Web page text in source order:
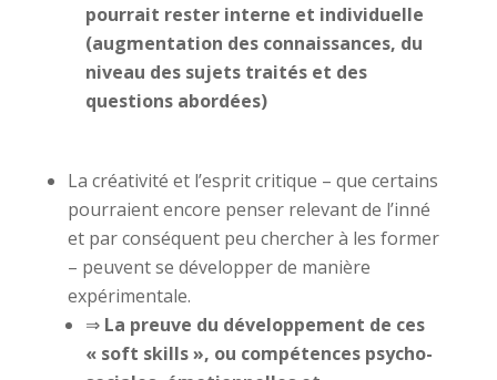
pourrait rester interne et individuelle
(augmentation des connaissances, du
niveau des sujets traités et des
questions abordées)
La créativité et l’esprit critique – que certains
pourraient encore penser relevant de l’inné
et par conséquent peu chercher à les former
– peuvent se développer de manière
expérimentale.
⇒ La preuve du développement de ces
« soft skills », ou compétences psycho-